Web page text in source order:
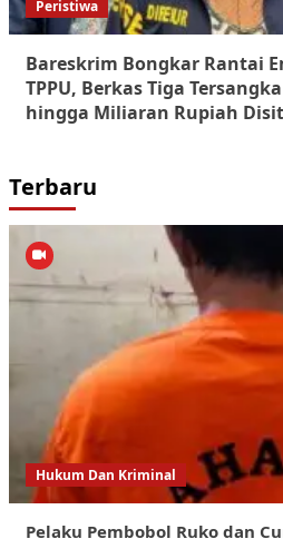
Peristiwa
Bareskrim Bongkar Rantai
TPPU, Berkas Tiga
hingga Miliaran Rupiah
Terbaru
Hukum Dan Kriminal
Pelaku Pembobol Ruko dan